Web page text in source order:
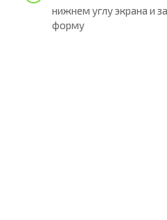
нижнем углу экрана и
форму